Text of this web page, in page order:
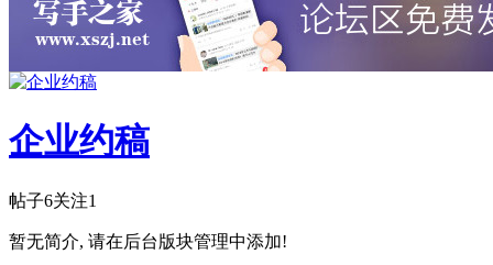
企业约稿
帖子6关注1
暂无简介, 请在后台版块管理中添加!